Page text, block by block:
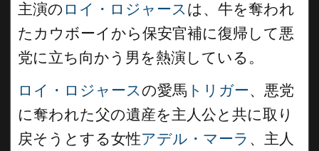
主演の ロイ・ロジャースは、牛を奪われ
たカウボーイから保安官補に復帰して悪
党に立ち向かう男を熱演している。
ロイ・ロジャースの愛馬 トリガー、悪党
に奪われた父の遺産を主人公と共に取り
戻そうとする女性アデル・マーラ 、主人